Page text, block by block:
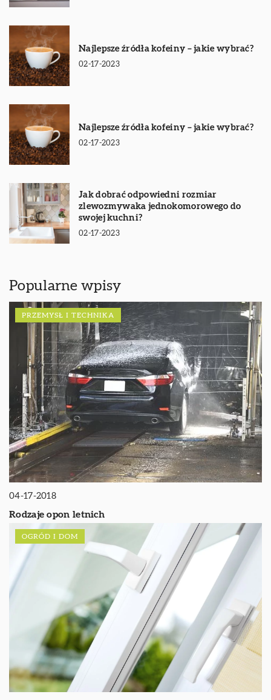
Najlepsze źródła kofeiny – jakie wybrać?
02-17-2023
Najlepsze źródła kofeiny – jakie wybrać?
02-17-2023
Jak dobrać odpowiedni rozmiar
zlewozmywaka jednokomorowego do
swojej kuchni?
02-17-2023
Popularne wpisy
PRZEMYSŁ I TECHNIKA
04-17-2018
Rodzaje opon letnich
OGRÓD I DOM